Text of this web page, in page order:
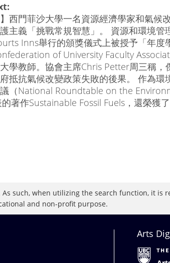
】西門菲沙大學一名資源經濟學家和氣
主義「挑戰常規智慧」。 資源和環境
Inns舉行的頒獎儀式上被授予「年
of University Faculty
學教師。協會主席Chris Petter周三稱
抵抗氣候改變政策失敗的後果。 作為
（National Roundtable on the
著作Sustainable Fossil Fuels，還榮獲
such, when utilizing the search function, it is
and non-profit purpose.
Arts